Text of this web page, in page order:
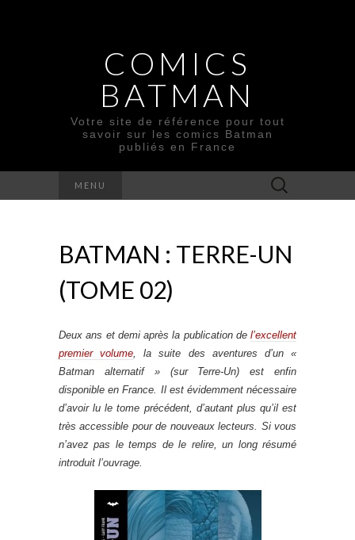
COMICS
BATMAN
Votre site de référence pour tout
savoir sur les comics Batman
publiés en France
MENU Rechercher :
BATMAN : TERRE-UN
(TOME 02)
Deux ans et demi après la publication de l’excellent
premier volume, la suite des aventures d’un «
Batman alternatif » (sur Terre-Un) est enfin
disponible en France. Il est évidemment nécessaire
d’avoir lu le tome précédent, d’autant plus qu’il est
très accessible pour de nouveaux lecteurs. Si vous
n’avez pas le temps de le relire, un long résumé
introduit l’ouvrage.